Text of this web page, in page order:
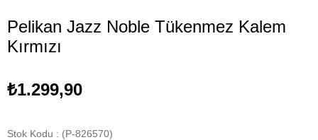
Pelikan Jazz Noble Tükenmez Kalem
Kırmızı
₺1.299,90
Stok Kodu
(P-826570)